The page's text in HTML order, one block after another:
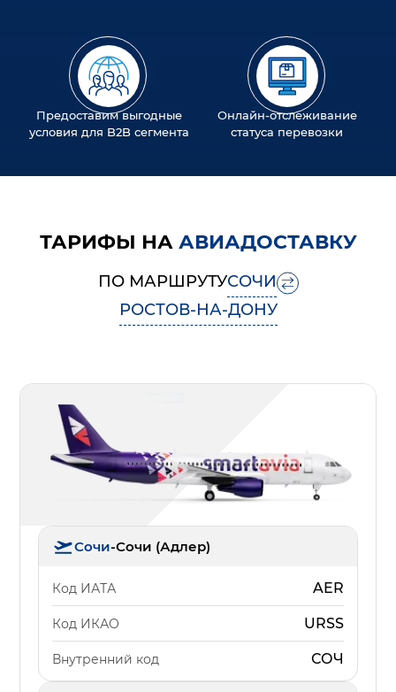
Предоставим выгодные
условия для B2B сегмента
Онлайн-отслеживание
статуса перевозки
ТАРИФЫ НА АВИАДОСТАВКУ
ПО МАРШРУТУСОЧИ
РОСТОВ-НА-ДОНУ
Сочи-Сочи (Адлер)
Код ИАТА AER
Код ИКАО URSS
Внутренний код СОЧ